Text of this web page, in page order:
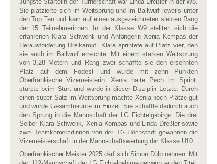
Jüngste Starterin der Turnerschaft war Linda Dreßler in der W8.
Sie platzierte sich im Weitsprung und im Ballwurf jeweils unter
den Top Ten und kam auf einen ausgezeichneten siebten Rang
der 15 Teilnehmerinnen. In der Klasse W9 stellten sich die
erfahrenen Klara Schwenk und Anfängerin Xenia Kompas der
Herausforderung Dreikampf. Klara sprintete auf Platz vier, den
sie auch im Ballwurf erreichte. Mit einem starken Weitsprung
von 3,28 Metern und Rang zwei schaffte sie den ersehnten
Platz auf dem Podest und wurde mit zehn Punkten
Oberfränkische Vizemeisterin. Xenia hatte Pech im Sprint,
stürzte beim Start und wurde in dieser Disziplin Letzte. Durch
einen super Satz im Weitsprung machte Xenia noch Plätze gut
und wurde Gesamtneunte im Einzel. Sie schaffte dadurch auch
den Sprung in die Mannschaft der LG Fichtelgebirge. Die drei
Selber Klara Schwenk, Xenia Kompas und Linda Dreßler sowie
zwei Teamkameradinnen von der TG Höchstadt gewannen die
Vizemeisterschaft in der Mannschaftswertung der Klasse U10.
Oberfränkischer Meister 2025 darf sich Simon Dülp nennen. Mit